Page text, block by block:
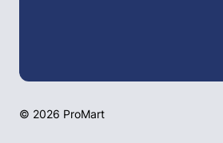
© 2026 ProMart